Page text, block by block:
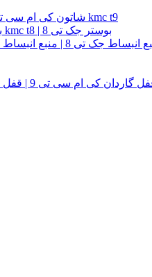
شاتون کی ام سی تی 9 | شاتون جک تی 9 | شاتون kmc t9
بوستر کی ام سی تی 8 | بوستر kmc t8 | بوستر جک تی 8